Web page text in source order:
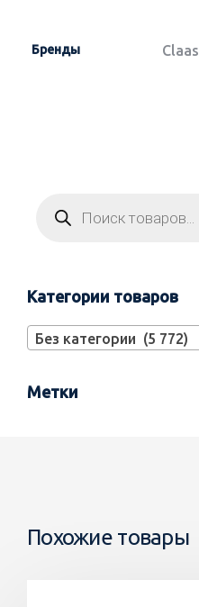
Бренды Claas
Категории товаров
Без категории (5 772)
Метки
Похожие товары